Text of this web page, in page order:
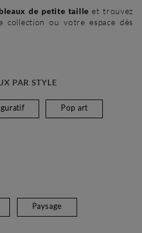
de petite taille et trouvez
collection ou votre espace dès
PAR STYLE
Pop art
Paysage